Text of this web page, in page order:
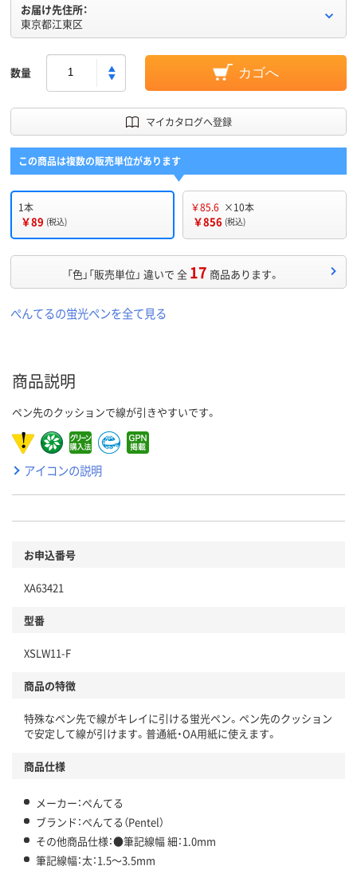
お届け先住所：
東京都江東区
数量 カゴへ
マイカタログへ登録
この商品は複数の販売単位があります
1本
￥89 (税込)
￥85.6 ×10本
￥856 (税込)
「色」「販売単位」 違いで 全 17 商品あります。
ぺんてるの蛍光ペンを全て見る
商品説明
ペン先のクッションで線が引きやすいです。
アイコンの説明
お申込番号
XA63421
型番
XSLW11-F
商品の特徴
特殊なペン先で線がキレイに引ける蛍光ペン。ペン先のクッション
で安定して線が引けます。普通紙・OA用紙に使えます。
商品仕様
メーカー：ぺんてる
ブランド：ぺんてる（Pentel）
その他商品仕様：●筆記線幅 細：1.0mm
筆記線幅：太：1.5～3.5mm